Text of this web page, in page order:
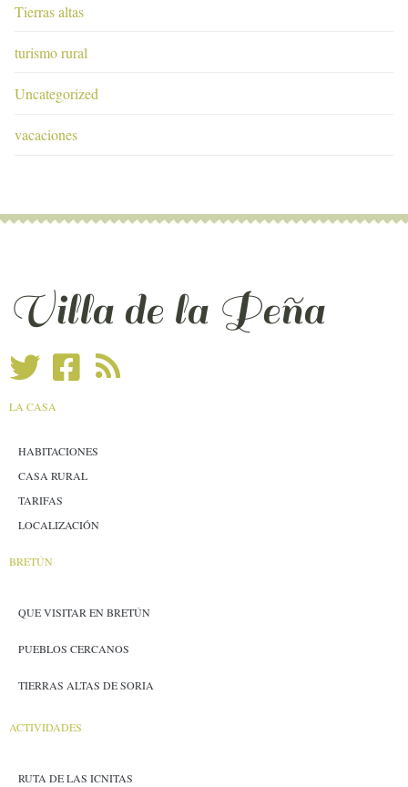
Tierras altas
turismo rural
Uncategorized
vacaciones
Villa de la Peña
LA CASA
HABITACIONES
CASA RURAL
TARIFAS
LOCALIZACIÓN
BRETÚN
QUE VISITAR EN BRETÚN
PUEBLOS CERCANOS
TIERRAS ALTAS DE SORIA
ACTIVIDADES
RUTA DE LAS ICNITAS